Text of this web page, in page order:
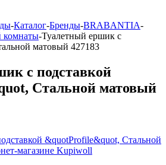
-Каталог-Бренды-BRABANTIA-
комнаты-Туалетный ершик с
матовый 427183
с подставкой
Стальной матовый